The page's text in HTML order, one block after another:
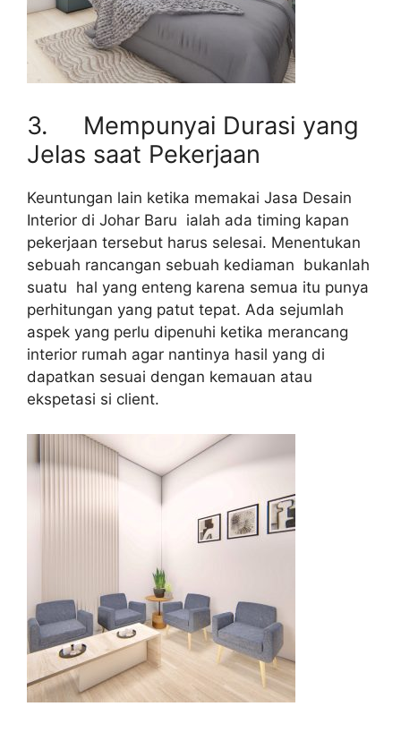
3. Mempunyai Durasi yang
Jelas saat Pekerjaan
Keuntungan lain ketika memakai Jasa Desain
Interior di Johar Baru ialah ada timing kapan
pekerjaan tersebut harus selesai. Menentukan
sebuah rancangan sebuah kediaman bukanlah
suatu hal yang enteng karena semua itu punya
perhitungan yang patut tepat. Ada sejumlah
aspek yang perlu dipenuhi ketika merancang
interior rumah agar nantinya hasil yang di
dapatkan sesuai dengan kemauan atau
ekspetasi si client.